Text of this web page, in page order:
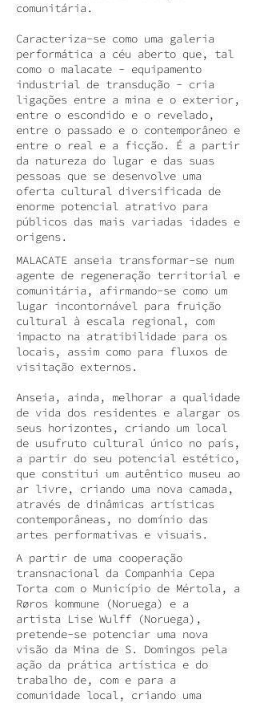
comunitária.
Caracteriza-se como uma galeria
performática a céu aberto que, tal
como o malacate - equipamento
industrial de transdução - cria
ligações entre a mina e o exterior,
entre o escondido e o revelado,
entre o passado e o contemporâneo e
entre o real e a ficção. É a partir
da natureza do lugar e das suas
pessoas que se desenvolve uma
oferta cultural diversificada de
enorme potencial atrativo para
públicos das mais variadas idades e
origens.
MALACATE anseia transformar-se num
agente de regeneração territorial e
comunitária, afirmando-se como um
lugar incontornável para fruição
cultural à escala regional, com
impacto na atratibilidade para os
locais, assim como para fluxos de
visitação externos.
Anseia, ainda, melhorar a qualidade
de vida dos residentes e alargar os
seus horizontes, criando um local
de usufruto cultural único no país,
a partir do seu potencial estético,
que constitui um autêntico museu ao
ar livre, criando uma nova camada,
através de dinâmicas artísticas
contemporâneas, no domínio das
artes performativas e visuais.
A partir de uma cooperação
transnacional da Companhia Cepa
Torta com o Município de Mértola , a
Røros kommune (Noruega) e a
artista
Lise Wulff (Noruega),
pretende-se potenciar uma nova
visão da Mina de S. Domingos pela
ação da prática artística e do
trabalho de, com e para a
comunidade local, criando uma